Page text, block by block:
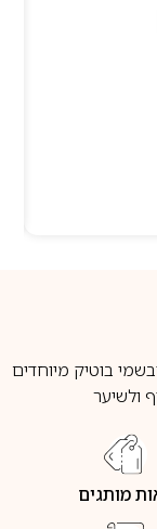
בוטיק מיוחדים
ולשיער
מותגים